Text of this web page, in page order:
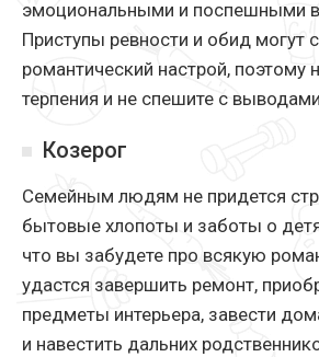
эмоциональными и поспешными
Приступы ревности и обид могут
романтический настрой, поэтому
терпения и не спешите с
Козерог
Семейным людям не придется
бытовые хлопоты и заботы о
что вы забудете про всякую
удастся завершить ремонт,
предметы интерьера, завести
и навестить дальних